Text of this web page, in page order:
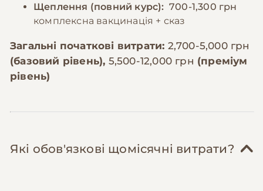
Щеплення (повний курс): 700-1,300 грн
комплексна вакцинація + сказ
Загальні початкові витрати: 2,700-5,000 грн
(базовий рівень), 5,500-12,000 грн (преміум
рівень)
Які обов'язкові щомісячні витрати?